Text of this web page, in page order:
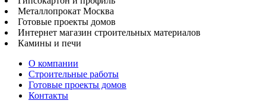
Металлопрокат Москва
Готовые проекты домов
Интернет магазин строительных материалов
Камины и печи
О компании
Строительные работы
Готовые проекты домов
Контакты